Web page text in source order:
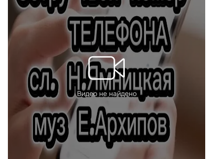
Видео не найдено